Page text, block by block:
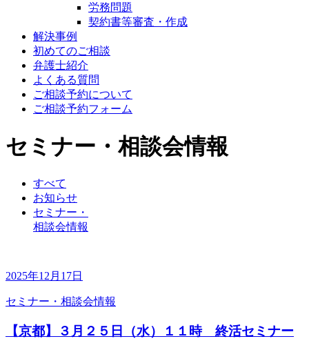
労務問題
契約書等審査・作成
解決事例
初めてのご相談
弁護士紹介
よくある質問
ご相談予約について
ご相談予約フォーム
セミナー・相談会情報
すべて
お知らせ
セミナー・
相談会情報
2025年12月17日
セミナー・相談会情報
【京都】３月２５日（水）１１時 終活セミナー